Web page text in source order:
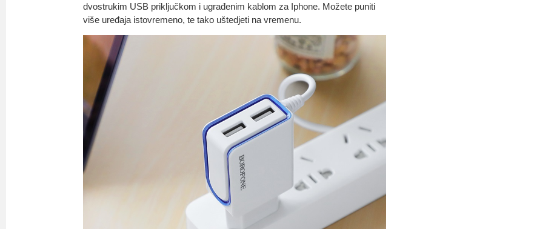
dvostrukim USB priključkom i ugrađenim kablom za Iphone. Možete puniti
više uređaja istovremeno, te tako uštedjeti na vremenu.